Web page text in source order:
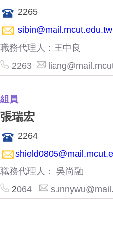
2265
sibin@mail.mcut.edu.tw
職務代理人：王中良
2263
組員
張瑞宏
2264
職務代理人： 吳尚融
2064